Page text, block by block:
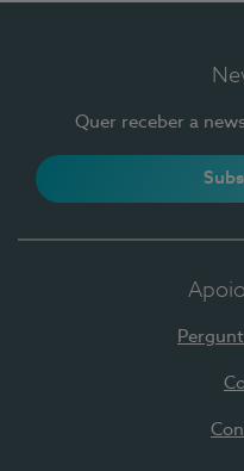
Quer receber a